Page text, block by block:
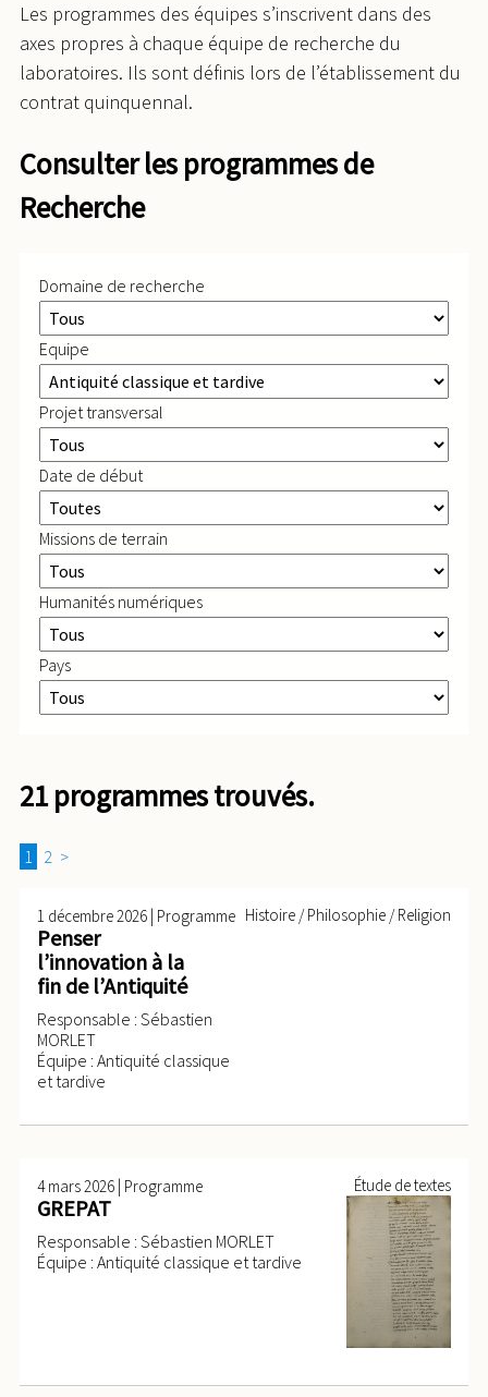
Les programmes des équipes s’inscrivent dans des
axes propres à chaque équipe de recherche du
laboratoires. Ils sont définis lors de l’établissement du
contrat quinquennal.
Consulter les programmes de
Recherche
Domaine de recherche
Equipe
Projet transversal
Date de début
Missions de terrain
Humanités numériques
Pays
21 programmes trouvés.
1 2 >
1 décembre 2026 | Programme
Penser
l’innovation à la
fin de l’Antiquité
Responsable : Sébastien
MORLET
Équipe : Antiquité classique
et tardive
Histoire / Philosophie / Religion
4 mars 2026 | Programme
GREPAT
Responsable : Sébastien MORLET
Équipe : Antiquité classique et tardive
Étude de textes